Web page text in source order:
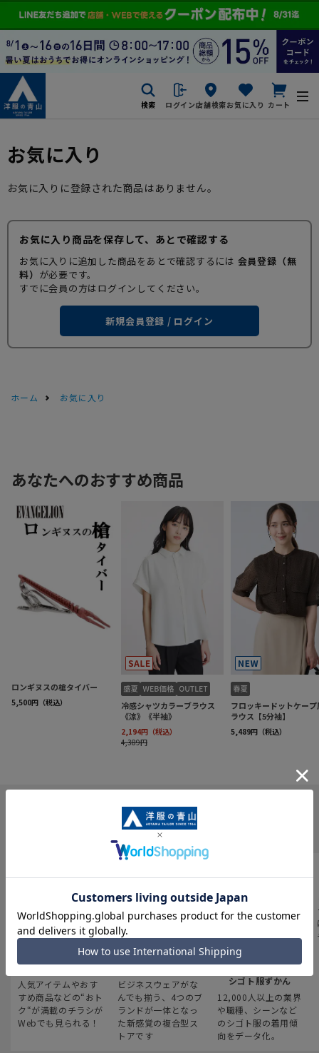
検索 ログイン店舗検索お気に入り カート
お気に入り
お気に入りに登録された商品はありません。
お気に入り商品を保存して、あとで確認する
お気に入りに追加した商品をあとで確認するには 会員登録（無
料） が必要です。
すでに会員の方はログインしてください。
新規会員登録 / ログイン
ホーム お気に入り
INFORMATION
最新のお買い得情報
人気アイテムやおす
すめ商品などの“おト
ク“が満載のチラシが
Webでも見られる！
スーツスクエア
ビジネスウェアがな
んでも揃う、4つのブ
ランドが一体となっ
た新感覚の複合型ス
トアです
みんなの
シゴト服ずかん
12,000人以上の業界
や職種、シーンなど
のシゴト服の着用傾
向をデータ化。